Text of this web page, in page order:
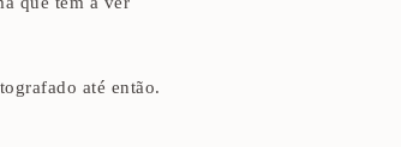
até então.